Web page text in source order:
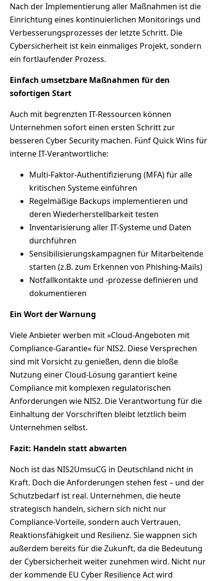
Nach der Implementierung aller Maßnahmen ist die
Einrichtung eines kontinuierlichen Monitorings und
Verbesserungsprozesses der letzte Schritt. Die
Cybersicherheit ist kein einmaliges Projekt, sondern
ein fortlaufender Prozess.
Einfach umsetzbare Maßnahmen für den
sofortigen Start
Auch mit begrenzten IT-Ressourcen können
Unternehmen sofort einen ersten Schritt zur
besseren Cyber Security machen. Fünf Quick Wins für
interne IT-Verantwortliche:
Multi-Faktor-Authentifizierung (MFA) für alle
kritischen Systeme einführen
Regelmäßige Backups implementieren und
deren Wiederherstellbarkeit testen
Inventarisierung aller IT-Systeme und Daten
durchführen
Sensibilisierungskampagnen für Mitarbeitende
starten (z.B. zum Erkennen von Phishing-Mails)
Notfallkontakte und -prozesse definieren und
dokumentieren
Ein Wort der Warnung
Viele Anbieter werben mit »Cloud-Angeboten mit
Compliance-Garantie« für NIS2. Diese Versprechen
sind mit Vorsicht zu genießen, denn die bloße
Nutzung einer Cloud-Lösung garantiert keine
Compliance mit komplexen regulatorischen
Anforderungen wie NIS2. Die Verantwortung für die
Einhaltung der Vorschriften bleibt letztlich beim
Unternehmen selbst.
Fazit: Handeln statt abwarten
Noch ist das NIS2UmsuCG in Deutschland nicht in
Kraft. Doch die Anforderungen stehen fest – und der
Schutzbedarf ist real. Unternehmen, die heute
strategisch handeln, sichern sich nicht nur
Compliance-Vorteile, sondern auch Vertrauen,
Reaktionsfähigkeit und Resilienz. Sie wappnen sich
außerdem bereits für die Zukunft, da die Bedeutung
der Cybersicherheit weiter zunehmen wird. Nicht nur
der kommende EU Cyber Resilience Act wird